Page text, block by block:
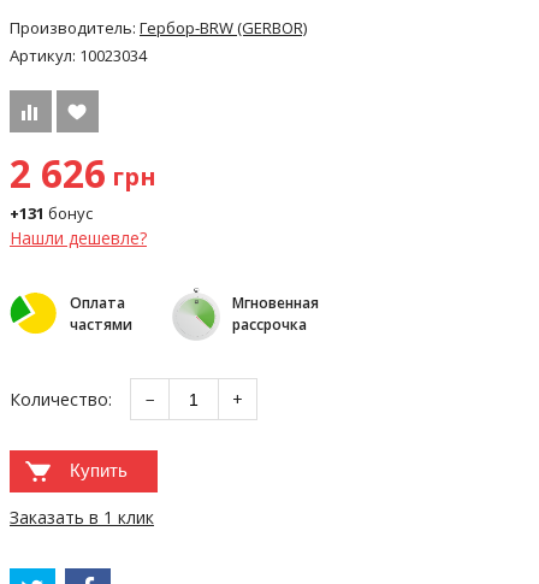
Производитель: Гербор-BRW (GERBOR)
Артикул: 10023034
2 626 грн
+131 бонус
Нашли дешевле?
Оплата
частями
Мгновенная
рассрочка
Количество: − +
Купить
Заказать в 1 клик